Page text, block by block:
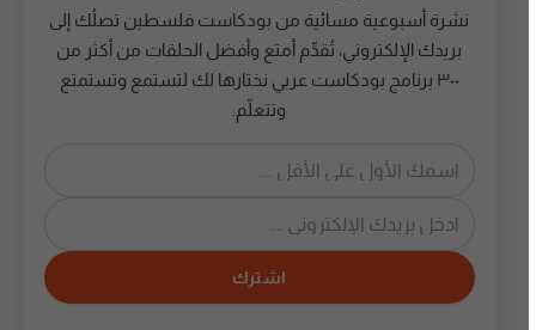
نشرة أسبوعية مسائية من بودكاست فلسطين تصلُك إلى
بريدك الإلكتروني، تُقدِّم أمتع وأفضل الحلقات من أكثر من
٣٠٠ برنامج بودكاست عربي نختارها لك لتستمع وتستمتع
وتتعلّم.
اشترك